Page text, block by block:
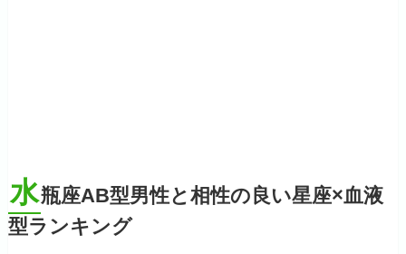
水瓶座AB型男性と相性の良い星座×血液
型ランキング